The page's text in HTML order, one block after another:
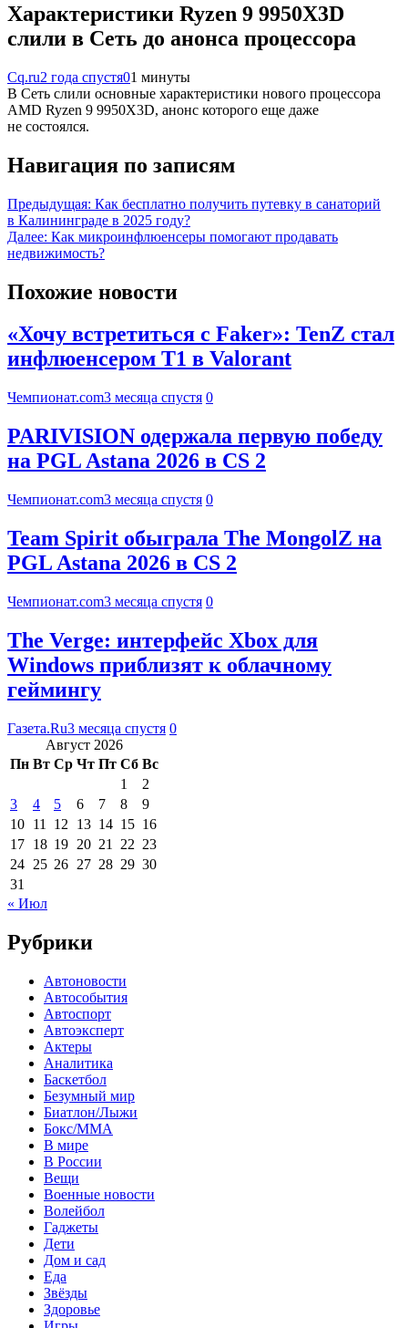
Характеристики Ryzen 9 9950X3D
слили в Сеть до анонса процессора
Cq.ru2 года спустя01 минуты
В Сеть слили основные характеристики нового процессора
AMD Ryzen 9 9950X3D, анонс которого еще даже
не состоялся.
Навигация по записям
Предыдущая: Как бесплатно получить путевку в санаторий
в Калининграде в 2025 году?
Далее: Как микроинфлюенсеры помогают продавать
недвижимость?
Похожие новости
«Хочу встретиться с Faker»: TenZ стал
инфлюенсером T1 в Valorant
Чемпионат.com3 месяца спустя 0
PARIVISION одержала первую победу
на PGL Astana 2026 в CS 2
Чемпионат.com3 месяца спустя 0
Team Spirit обыграла The MongolZ на
PGL Astana 2026 в CS 2
Чемпионат.com3 месяца спустя 0
The Verge: интерфейс Xbox для
Windows приблизят к облачному
геймингу
Газета.Ru3 месяца спустя 0
Август 2026
Пн Вт Ср Чт Пт Сб Вс
1
2
3
4 5 6 7 8
9
10 11 12 13 14 15 16
17 18 19 20 21 22 23
24 25 26 27 28 29 30
31
« Июл
Рубрики
Автоновости
Автособытия
Автоспорт
Автоэксперт
Актеры
Аналитика
Баскетбол
Безумный мир
Биатлон/Лыжи
Бокс/MMA
В мире
В России
Вещи
Военные новости
Волейбол
Гаджеты
Дети
Дом и сад
Еда
Звёзды
Здоровье